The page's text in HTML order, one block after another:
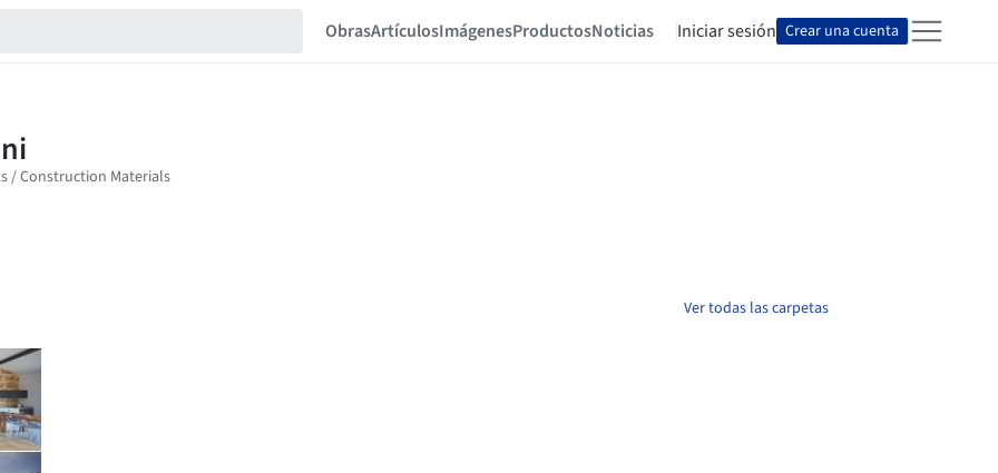
ObrasArtículosImágenesProductosNoticias Iniciar sesión Crear una cuenta
Ver todas las carpetas